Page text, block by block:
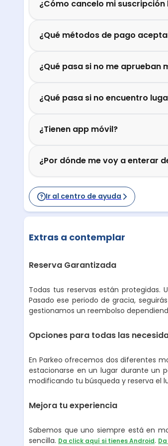
¿Cómo cancelo mi suscripción
¿Qué métodos de pago
¿Qué pasa si no me aprueban
¿Qué pasa si no encuentro
¿Tienen app móvil?
¿Por dónde me voy a enterar
Ir al centro de ayuda
Extras a contemplar
Reserva Garantizada
Todas tus reservas están protegidas.
Pasado ese periodo de gracia,
gestionamos un reembolso
Opciones para todas las
En Parkeo ofrecemos dos diferentes
estacionarse en un lugar durante un
modificando tu búsqueda y reserva el
Mejora tu experiencia
Sabemos que uno siempre está en
sencilla. Da click aquí si tienes Android.